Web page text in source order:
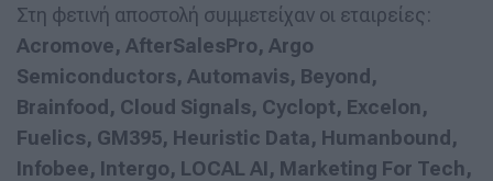
Στη φετινή αποστολή συμμετείχαν οι εταιρείες:
Acromove, AfterSalesPro, Argo
Semiconductors, Automavis, Beyond,
Brainfood, Cloud Signals, Cyclopt, Excelon,
Fuelics, GM395, Heuristic Data, Humanbound,
Infobee, Intergo, LOCAL AI, Marketing For Tech,